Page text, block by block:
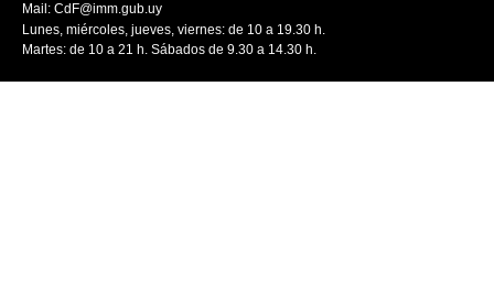
Mail: CdF@imm.gub.uy
Lunes, miércoles, jueves, viernes: de 10 a 19.30 h.
Martes: de 10 a 21 h. Sábados de 9.30 a 14.30 h.